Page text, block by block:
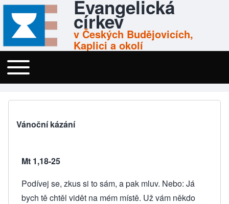
Skip to header
Skip to main navigation
Přejít k hlavnímu obsahu
Skip to footer Evangelická
církev
v Českých Budějovicích,
Kaplici a okolí
Menu
Toggle main menu
Vánoční kázání
Mt 1,18-25
Podívej se, zkus si to sám, a pak mluv. Nebo: Já
bych tě chtěl vidět na mém místě. Už vám někdo